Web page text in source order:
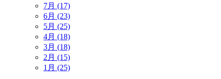
7月 (17)
6月 (23)
5月 (25)
4月 (18)
3月 (18)
2月 (15)
1月 (25)